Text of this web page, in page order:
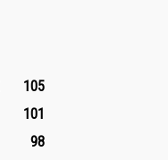
105
101
98